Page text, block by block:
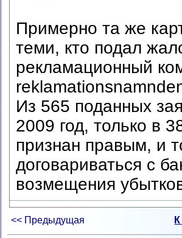
Примерно та же
теми, кто подал
рекламационный
Из 565 поданных
2009 год, только в
признан правым, и
договариваться с
возмещения
<< Предыдущая